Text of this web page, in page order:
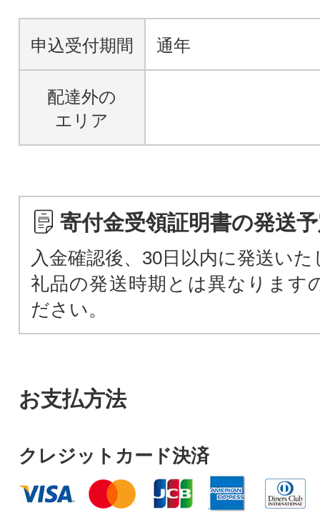
申込受付期間 通年
配達外の
エリア
寄付金受領証明書の発送
入金確認後、30日以内に発送い
礼品の発送時期とは異なります
ださい。
お支払方法
クレジットカード決済